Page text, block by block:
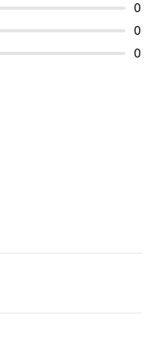
0
0
0